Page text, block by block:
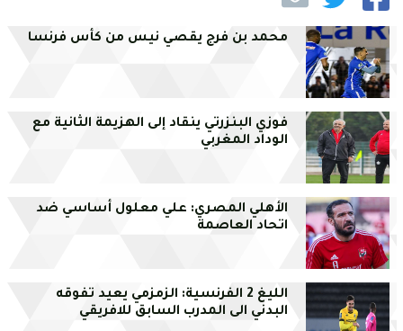
محمد بن فرج يقصي نيس من كأس فرنسا
فوزي البنزرتي ينقاد إلى الهزيمة الثانية مع
الوداد المغربي
الأهلي المصري: علي معلول أساسي ضد
اتحاد العاصمة
الليغ 2 الفرنسية: الزمزمي يعيد تفوقه
البدني الى المدرب السابق للافريقي